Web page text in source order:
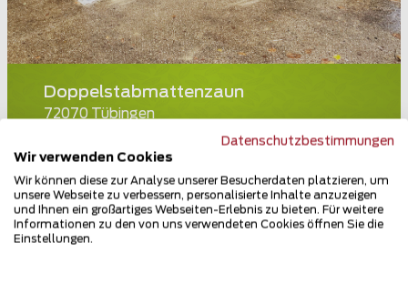
Doppelstabmattenzaun
72070 Tübingen
Teilen
Datenschutzbestimmungen
Wir verwenden Cookies
Wir können diese zur Analyse unserer Besucherdaten platzieren, um
unsere Webseite zu verbessern, personalisierte Inhalte anzuzeigen
und Ihnen ein großartiges Webseiten-Erlebnis zu bieten. Für weitere
Informationen zu den von uns verwendeten Cookies öffnen Sie die
Einstellungen.